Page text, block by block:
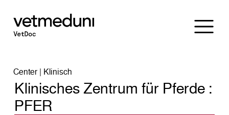
Center | Klinisch
Klinisches Zentrum für Pferde :
PFER